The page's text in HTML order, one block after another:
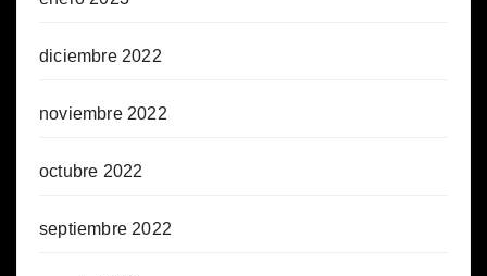
diciembre 2022
noviembre 2022
octubre 2022
septiembre 2022